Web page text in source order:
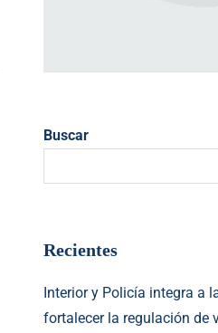
Buscar
Recientes
Interior y Policía integra a
fortalecer la regulación de